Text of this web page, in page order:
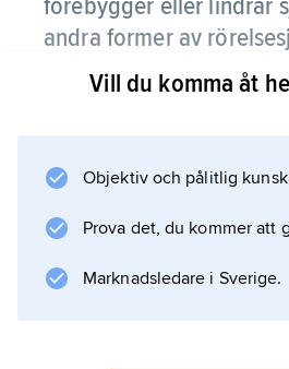
andra former av
Flera antihistaminer har
som biverkan.
Information om
Vill du komma åt
Objektiv och pålitlig
Prova det, du kommer att
Marknadsledare i Sverige.